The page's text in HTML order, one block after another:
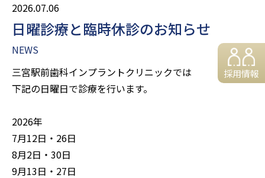
採用情報
2026.07.06
日曜診療と臨時休診のお知らせ
NEWS
三宮駅前歯科インプラントクリニックでは
下記の日曜日で診療を行います。
2026年
7月12日・26日
8月2日・30日
9月13日・27日